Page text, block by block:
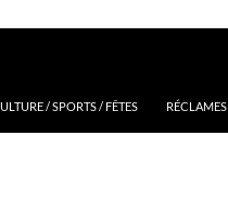
/ SPORTS / FÊTES RÉCLAMES